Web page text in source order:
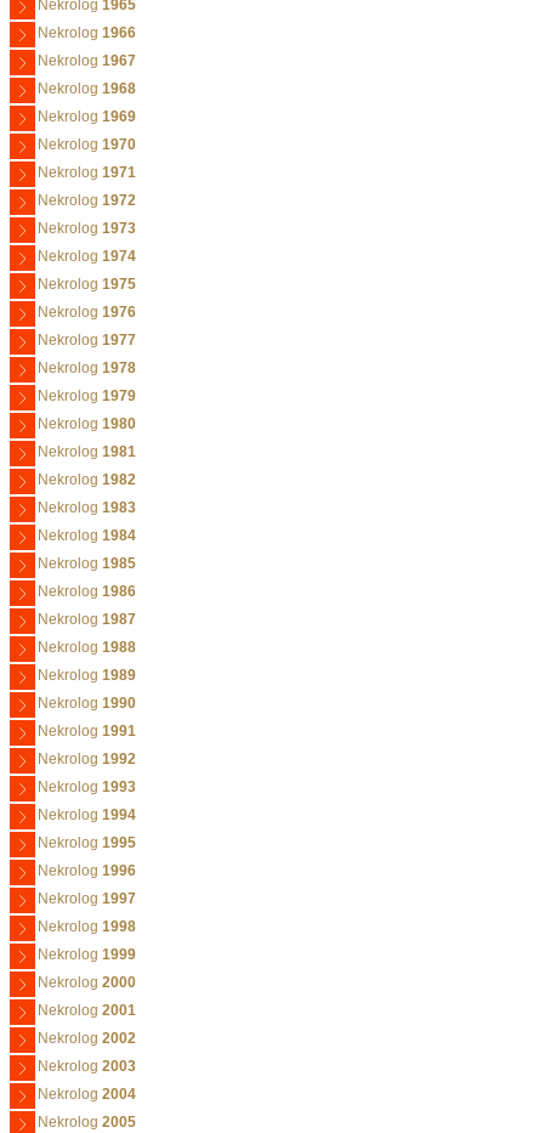
Nekrolog 1965
Nekrolog 1966
Nekrolog 1967
Nekrolog 1968
Nekrolog 1969
Nekrolog 1970
Nekrolog 1971
Nekrolog 1972
Nekrolog 1973
Nekrolog 1974
Nekrolog 1975
Nekrolog 1976
Nekrolog 1977
Nekrolog 1978
Nekrolog 1979
Nekrolog 1980
Nekrolog 1981
Nekrolog 1982
Nekrolog 1983
Nekrolog 1984
Nekrolog 1985
Nekrolog 1986
Nekrolog 1987
Nekrolog 1988
Nekrolog 1989
Nekrolog 1990
Nekrolog 1991
Nekrolog 1992
Nekrolog 1993
Nekrolog 1994
Nekrolog 1995
Nekrolog 1996
Nekrolog 1997
Nekrolog 1998
Nekrolog 1999
Nekrolog 2000
Nekrolog 2001
Nekrolog 2002
Nekrolog 2003
Nekrolog 2004
Nekrolog 2005